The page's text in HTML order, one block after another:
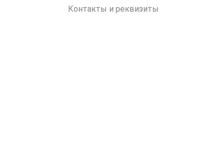
Контакты и реквизиты